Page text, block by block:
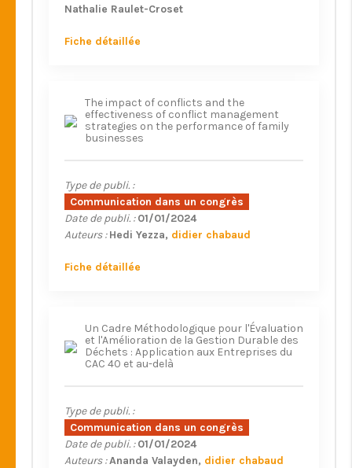
Nathalie Raulet-Croset
Fiche détaillée
The impact of conflicts and the
effectiveness of conflict management
strategies on the performance of family
businesses
Type de publi. :
Communication dans un congrès
Date de publi. : 01/01/2024
Auteurs : Hedi Yezza didier chabaud
Fiche détaillée
Un Cadre Méthodologique pour l'Évaluation
et l'Amélioration de la Gestion Durable des
Déchets : Application aux Entreprises du
CAC 40 et au-delà
Type de publi. :
Communication dans un congrès
Date de publi. : 01/01/2024
Auteurs :Ananda Valayden didier chabaud